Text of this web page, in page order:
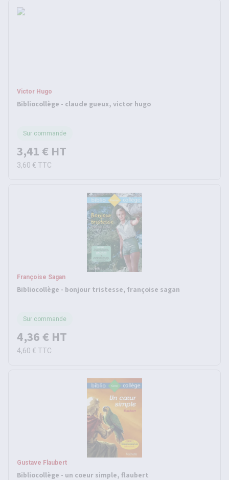
Victor Hugo
Bibliocollège - claude gueux, victor hugo
Sur commande
3,41 € HT
3,60 € TTC
Françoise Sagan
Bibliocollège - bonjour tristesse, françoise sagan
Sur commande
4,36 € HT
4,60 € TTC
Gustave Flaubert
Bibliocollège - un coeur simple, flaubert